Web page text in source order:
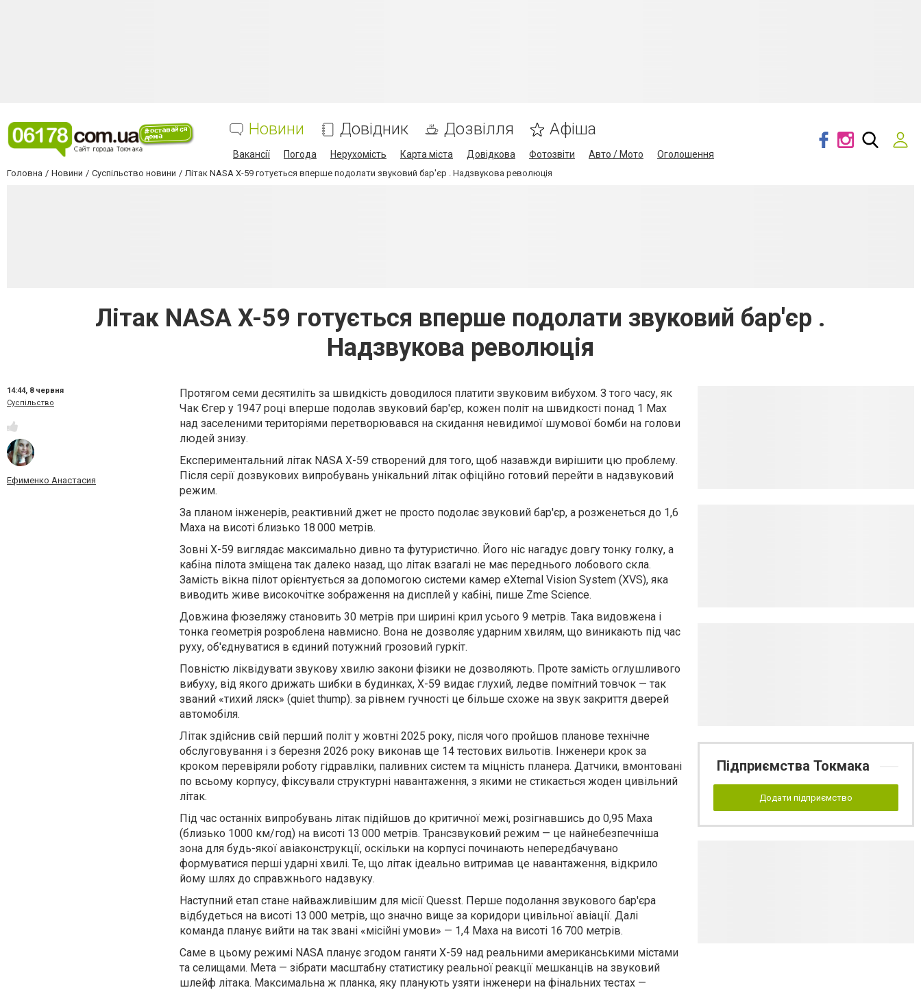
Новини Довідник Дозвілля Афіша
Вакансії Погода Нерухомість Карта міста Довідкова Фотозвіти Авто / Мото Оголошення
Головна Новини Суспільство новини Літак NASA X-59 готується вперше подолати звуковий бар'єр . Надзвукова революція
Літак NASA X-59 готується вперше подолати звуковий бар'єр .
Надзвукова революція
14:44, 8 червня
Суспільство
Ефименко Анастасия
Протягом семи десятиліть за швидкість доводилося платити звуковим вибухом. З того часу, як
Чак Єгер у 1947 році вперше подолав звуковий бар'єр, кожен політ на швидкості понад 1 Мах
над заселеними територіями перетворювався на скидання невидимої шумової бомби на голови
людей знизу.
Експериментальний літак NASA X-59 створений для того, щоб назавжди вирішити цю проблему.
Після серії дозвукових випробувань унікальний літак офіційно готовий перейти в надзвуковий
режим.
За планом інженерів, реактивний джет не просто подолає звуковий бар'єр, а розженеться до 1,6
Маха на висоті близько 18 000 метрів.
Зовні X-59 виглядає максимально дивно та футуристично. Його ніс нагадує довгу тонку голку, а
кабіна пілота зміщена так далеко назад, що літак взагалі не має переднього лобового скла.
Замість вікна пілот орієнтується за допомогою системи камер eXternal Vision System (XVS), яка
виводить живе високочітке зображення на дисплей у кабіні, пише Zme Science.
Довжина фюзеляжу становить 30 метрів при ширині крил усього 9 метрів. Така видовжена і
тонка геометрія розроблена навмисно. Вона не дозволяє ударним хвилям, що виникають під час
руху, об'єднуватися в єдиний потужний грозовий гуркіт.
Повністю ліквідувати звукову хвилю закони фізики не дозволяють. Проте замість оглушливого
вибуху, від якого дрижать шибки в будинках, X-59 видає глухий, ледве помітний товчок — так
званий «тихий ляск» (quiet thump). за рівнем гучності це більше схоже на звук закриття дверей
автомобіля.
Літак здійснив свій перший політ у жовтні 2025 року, після чого пройшов планове технічне
обслуговування і з березня 2026 року виконав ще 14 тестових вильотів. Інженери крок за
кроком перевіряли роботу гідравліки, паливних систем та міцність планера. Датчики, вмонтовані
по всьому корпусу, фіксували структурні навантаження, з якими не стикається жоден цивільний
літак.
Під час останніх випробувань літак підійшов до критичної межі, розігнавшись до 0,95 Маха
(близько 1000 км/год) на висоті 13 000 метрів. Трансзвуковий режим — це найнебезпечніша
зона для будь-якої авіаконструкції, оскільки на корпусі починають непередбачувано
формуватися перші ударні хвилі. Те, що літак ідеально витримав це навантаження, відкрило
йому шлях до справжнього надзвуку.
Наступний етап стане найважливішим для місії Quesst. Перше подолання звукового бар'єра
відбудеться на висоті 13 000 метрів, що значно вище за коридори цивільної авіації. Далі
команда планує вийти на так звані «місійні умови» — 1,4 Маха на висоті 16 700 метрів.
Саме в цьому режимі NASA планує згодом ганяти X-59 над реальними американськими містами
та селищами. Мета — зібрати масштабну статистику реальної реакції мешканців на звуковий
шлейф літака. Максимальна ж планка, яку планують узяти інженери на фінальних тестах —
Підприємства Токмака
Додати підприємство